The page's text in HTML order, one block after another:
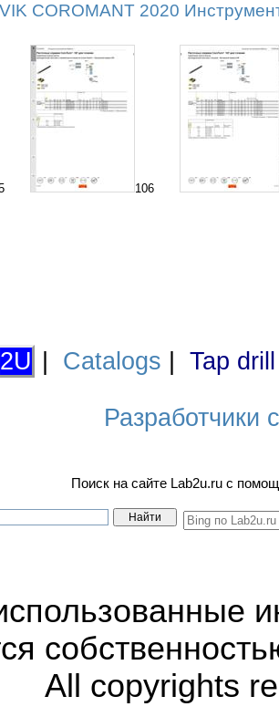
COROMANT 2020
106
2U Catalogs Tap
Разработчики
Поиск на сайте Lab2u.ru с
All copyrights